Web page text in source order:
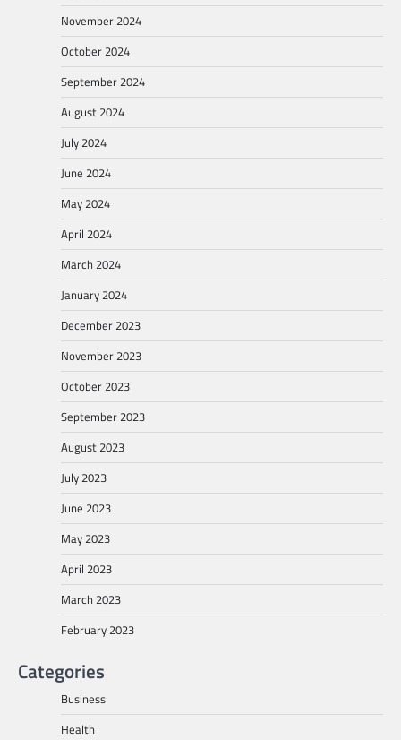
November 2024
October 2024
September 2024
August 2024
July 2024
June 2024
May 2024
April 2024
March 2024
January 2024
December 2023
November 2023
October 2023
September 2023
August 2023
July 2023
June 2023
May 2023
April 2023
March 2023
February 2023
Categories
Business
Health